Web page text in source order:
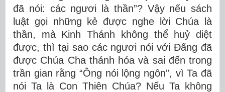
đã nói: các ngươi là thần”? Vậy nếu sách
luật gọi những kẻ được nghe lời Chúa là
thần, mà Kinh Thánh không thể huỷ diệt
được, thì tại sao các ngươi nói với Ðấng đã
được Chúa Cha thánh hóa và sai đến trong
trần gian rằng “Ông nói lộng ngôn”, vì Ta đã
nói Ta là Con Thiên Chúa? Nếu Ta không